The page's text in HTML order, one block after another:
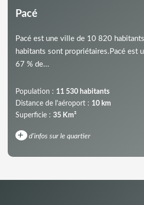
Pacé
Pacé est une ville de 10 820
habitants sont propriétaires.Pacé est
67 % de...
Population : 11 530 habitants
Distance de l'aéroport : 10 km
Superficie : 35 Km²
+ d'infos sur le quartier